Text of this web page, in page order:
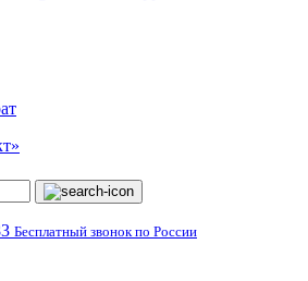
Бесплатный звонок по России